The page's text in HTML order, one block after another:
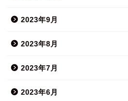
2023年9月
2023年8月
2023年7月
2023年6月